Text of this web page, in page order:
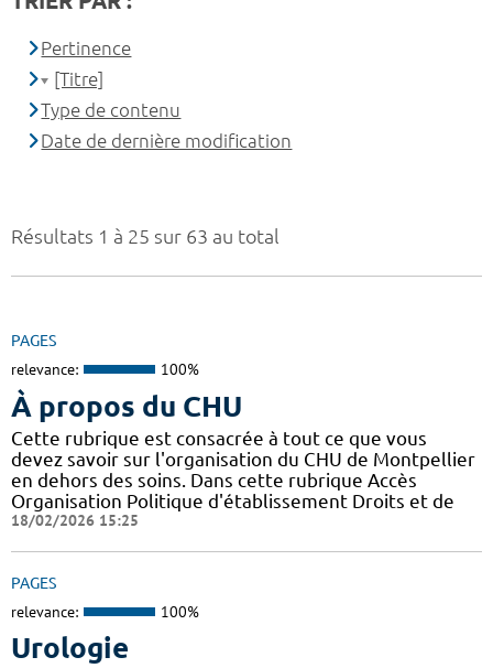
Résultats 1 à 25 sur 63 au total
PAGES
relevance: 100%
À propos du CHU
Cette rubrique est consacrée à tout ce que vous
devez savoir sur l'organisation du CHU de Montpellier
en dehors des soins. Dans cette rubrique Accès
Organisation Politique d'établissement Droits et de
18/02/2026 15:25
PAGES
relevance: 100%
Urologie
Pertinence
[Titre]
Type de contenu
Date de dernière modification